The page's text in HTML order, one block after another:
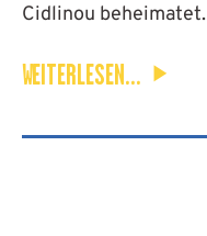
Cidlinou beheimatet.
WEITERLESEN...